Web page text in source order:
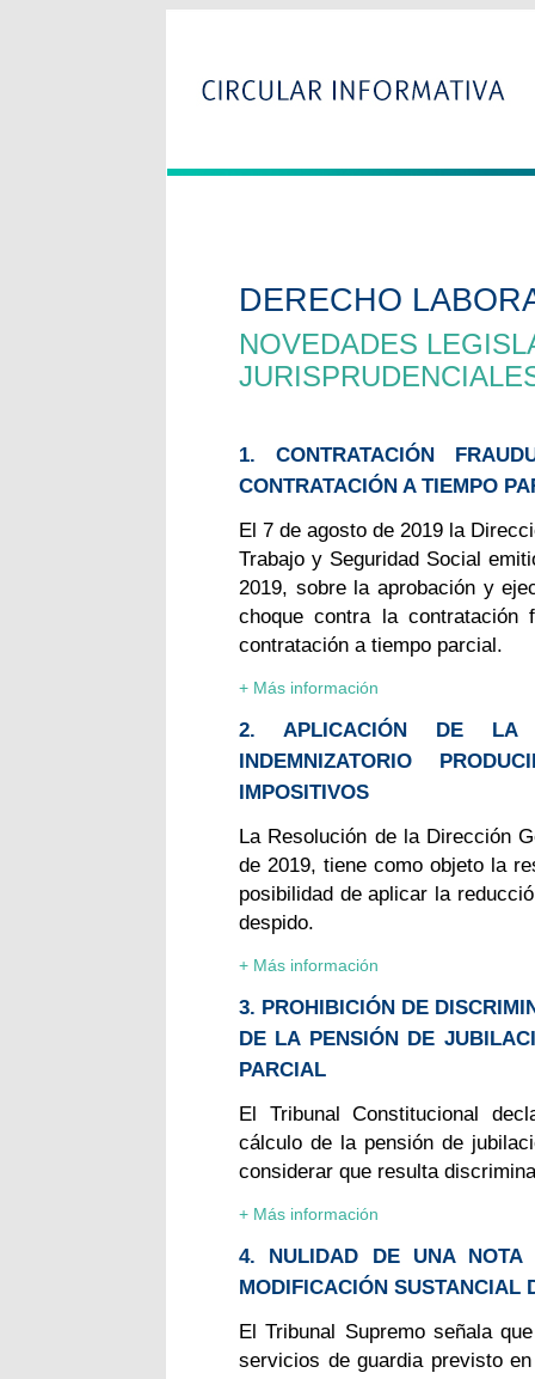
DERECHO
NOVEDADES
1. CONTRATACIÓN
CONTRATACIÓN A TIEMPO
El 7 de agosto de 2019 la
Trabajo y Seguridad Social
2019, sobre la aprobación y
choque contra la
contratación a tiempo parcial.
+ Más información
2. APLICACIÓN DE LA
INDEMNIZATORIO
IMPOSITIVOS
La Resolución de la Dirección
de 2019, tiene como objeto la
posibilidad de aplicar la
despido.
+ Más información
3. PROHIBICIÓN DE
DE LA PENSIÓN DE
PARCIAL
El Tribunal Constitucional
cálculo de la pensión de
considerar que resulta
+ Más información
4. NULIDAD DE UNA NOTA
MODIFICACIÓN SUSTANCIAL
El Tribunal Supremo señala
servicios de guardia previsto